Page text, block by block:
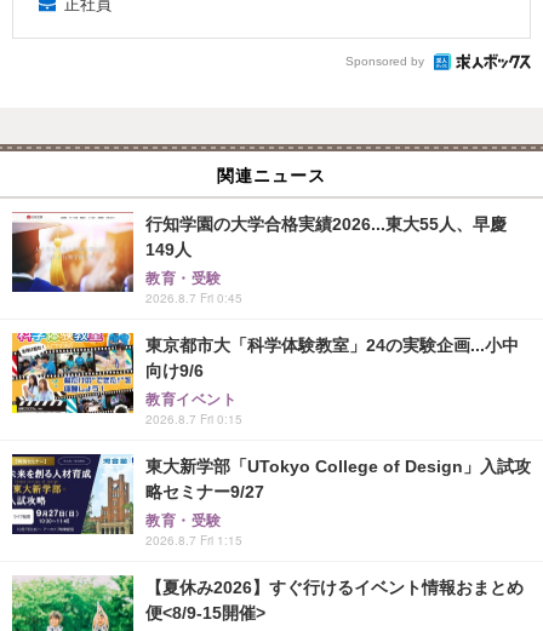
正社員
Sponsored by
関連ニュース
行知学園の大学合格実績2026...東大55人、早慶
149人
教育・受験
2026.8.7 Fri 0:45
東京都市大「科学体験教室」24の実験企画...小中
向け9/6
教育イベント
2026.8.7 Fri 0:15
東大新学部「UTokyo College of Design」入試攻
略セミナー9/27
教育・受験
2026.8.7 Fri 1:15
【夏休み2026】すぐ行けるイベント情報おまとめ
便<8/9-15開催>